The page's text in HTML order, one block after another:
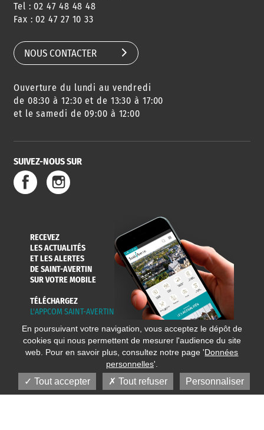
CONSEILS
DE QUARTIER
AGENDA
DES SORTIES
URBANISME
SERVICE
DE L'EAU
Tel : 02 47 48 48 48
Fax : 02 47 27 10 33
NOUS CONTACTER
Ouverture du lundi au vendredi
de 08:30 à 12:30 et de 13:30 à 17:00
et le samedi de 09:00 à 12:00
SUIVEZ-NOUS SUR
RECEVEZ
LES ACTUALITÉS
ET LES ALERTES
DE SAINT-AVERTIN
SUR VOTRE MOBILE
TÉLÉCHARGEZ
L'APPCOM SAINT-AVERTIN
En poursuivant votre navigation, vous acceptez le dépôt de
cookies qui nous permettent de mesurer l'audience du site
web. Pour en savoir plus, consultez notre page 'Données
personnelles'.
Tout accepter Tout refuser Personnaliser